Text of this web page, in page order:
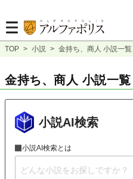
TOP > 小説 > 金持ち、商人 小説一覧
金持ち、商人 小説一覧
小説AI検索
小説AI検索とは